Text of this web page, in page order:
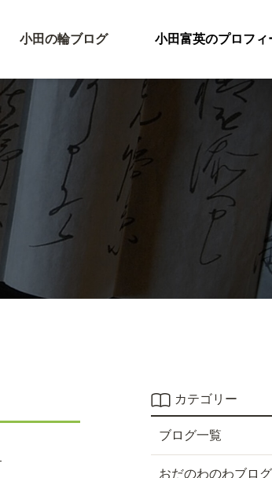
小田の輪ブログ 小田富英のプロフィ
カテゴリー
ブログ一覧
おだのわのわブログ